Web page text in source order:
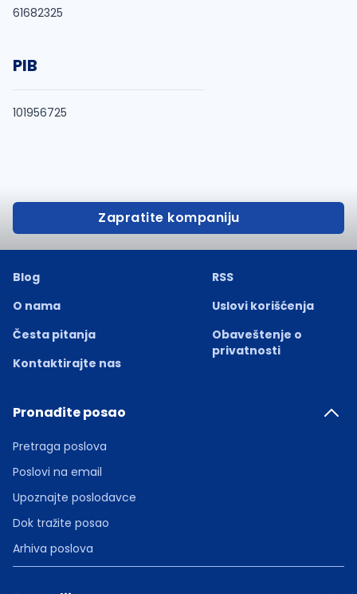
61682325
PIB
101956725
Zapratite kompaniju
Blog
O nama
Česta pitanja
Kontaktirajte nas
RSS
Uslovi korišćenja
Obaveštenje o
privatnosti
Pronađite posao
Pretraga poslova
Poslovi na email
Upoznajte poslodavce
Dok tražite posao
Arhiva poslova